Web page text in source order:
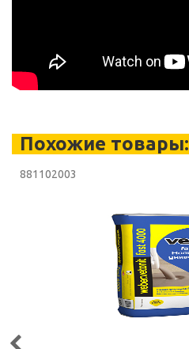
Похожие товары:
881102003